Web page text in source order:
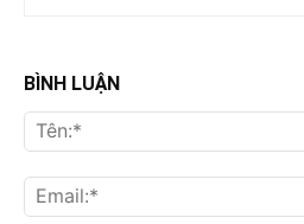
BÌNH LUẬN